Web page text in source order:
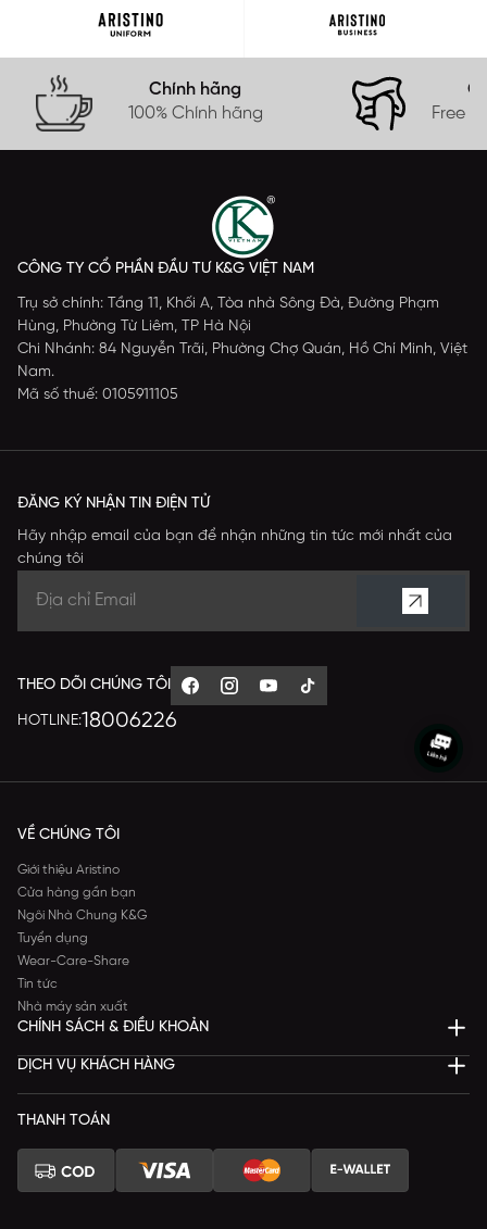
Chính hãng
100% Chính hãng
Free
CÔNG TY CỔ PHẦN ĐẦU TƯ K&G VIỆT NAM
Trụ sở chính: Tầng 11, Khối A, Tòa nhà Sông Đà, Đường Phạm
Hùng, Phường Từ Liêm, TP Hà Nội
Chi Nhánh: 84 Nguyễn Trãi, Phường Chợ Quán, Hồ Chí Minh, Việt
Nam.
Mã số thuế: 0105911105
ĐĂNG KÝ NHẬN TIN ĐIỆN TỬ
Hãy nhập email của bạn để nhận những tin tức mới nhất của
chúng tôi
THEO DÕI CHÚNG TÔI
HOTLINE:18006226
VỀ CHÚNG TÔI
Giới thiệu Aristino
Cửa hàng gần bạn
Ngôi Nhà Chung K&G
Tuyển dụng
Wear-Care-Share
Tin tức
Nhà máy sản xuất
CHÍNH SÁCH & ĐIỀU KHOẢN
DỊCH VỤ KHÁCH HÀNG
THANH TOÁN